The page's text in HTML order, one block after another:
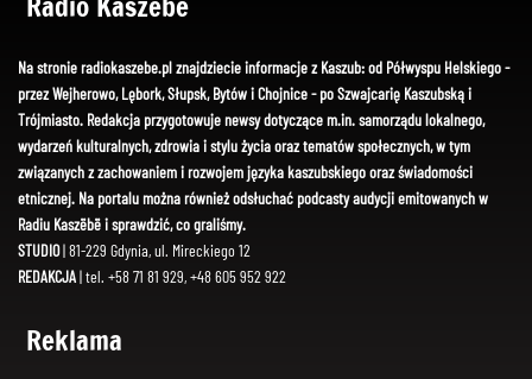
Na stronie radiokaszebe.pl znajdziecie informacje z Kaszub: od Półwyspu Helskiego -
przez Wejherowo, Lębork, Słupsk, Bytów i Chojnice - po Szwajcarię Kaszubską i
Trójmiasto. Redakcja przygotowuje newsy dotyczące m.in. samorządu lokalnego,
wydarzeń kulturalnych, zdrowia i stylu życia oraz tematów społecznych, w tym
związanych z zachowaniem i rozwojem języka kaszubskiego oraz świadomości
etnicznej. Na portalu można również odsłuchać podcasty audycji emitowanych w
Radiu Kaszëbë i sprawdzić, co graliśmy.
STUDIO| 81-229 Gdynia, ul. Mireckiego 12
REDAKCJA| tel. +58 71 81 929, +48 605 952 922
Reklama